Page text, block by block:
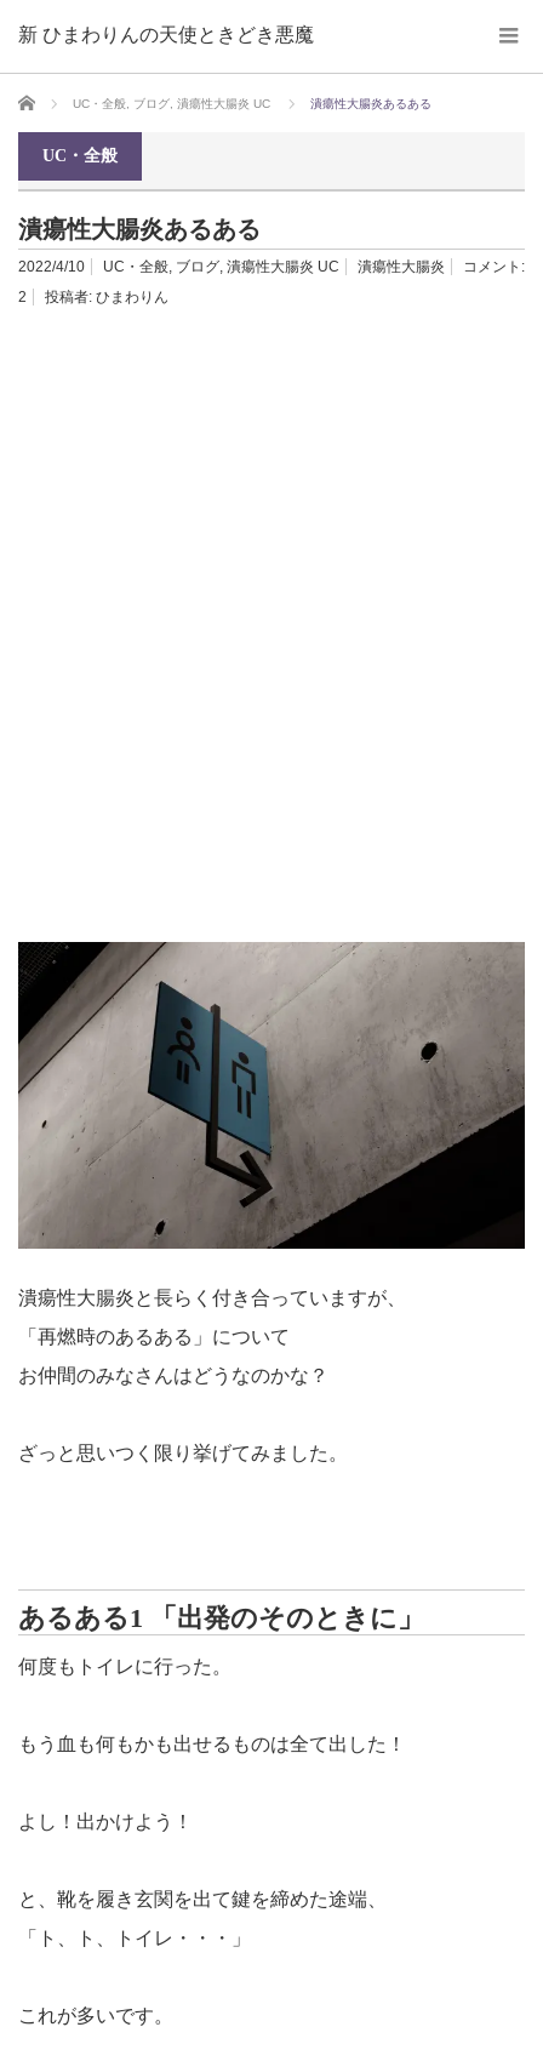
新 ひまわりんの天使ときどき悪魔
ホーム UC・全般 ブログ 潰瘍性大腸炎 UC 潰瘍性大腸炎あるある
UC・全般
潰瘍性大腸炎あるある
2022/4/10 UC・全般, ブログ, 潰瘍性大腸炎 UC 潰瘍性大腸炎
コメント:
2
投稿者: ひまわりん
潰瘍性大腸炎と長らく付き合っていますが、
「再燃時のあるある」について
お仲間のみなさんはどうなのかな？
ざっと思いつく限り挙げてみました。
あるある1 「出発のそのときに」
何度もトイレに行った。
もう血も何もかも出せるものは全て出した！
よし！出かけよう！
と、靴を履き玄関を出て鍵を締めた途端、
「ト、ト、トイレ・・・」
これが多いです。